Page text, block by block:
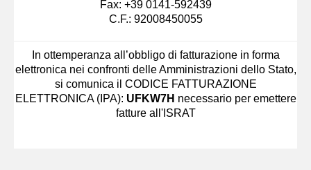
Fax: +39 0141-592439
C.F.: 92008450055
In ottemperanza all’obbligo di fatturazione in forma
elettronica nei confronti delle Amministrazioni dello Stato,
si comunica il CODICE FATTURAZIONE
ELETTRONICA (IPA): UFKW7H necessario per emettere
fatture all'ISRAT